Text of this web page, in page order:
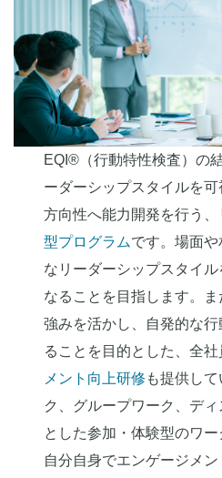
EQI®（行動特性検査）の
ーダーシップスタイルを
方向性へ能力開発を行う、
型プログラムです。場面
なリーダーシップスタイ
なることを目指します。
強みを活かし、自発的な
ることを目的とした、全
メント向上研修 も提供し
ク、グループワーク、デ
とした参加・体験型のワー
自分自身でエンゲージメ